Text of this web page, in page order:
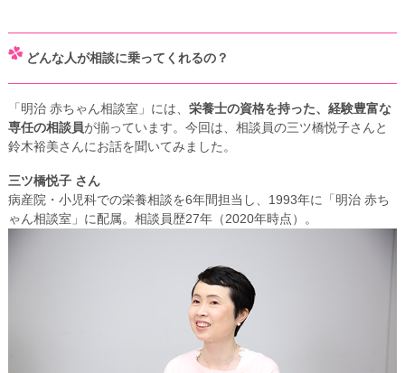
どんな人が相談に乗ってくれるの？
「明治 赤ちゃん相談室」には、 栄養士の資格を持った、経験豊富な
専任の相談員が揃っています。今回は、相談員の三ツ橋悦子さんと
鈴木裕美さんにお話を聞いてみました。
三ツ橋悦子 さん
病産院・小児科での栄養相談を6年間担当し、1993年に「明治 赤ち
ゃん相談室」に配属。相談員歴27年（2020年時点）。